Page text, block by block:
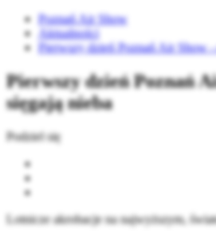
Poznań Air Show
Aktualności
Pierwszy dzień Poznań Air Show
Pierwszy dzień Poznań
sięgają nieba
Podziel się
Lotnicze akrobacje na najwyższym,